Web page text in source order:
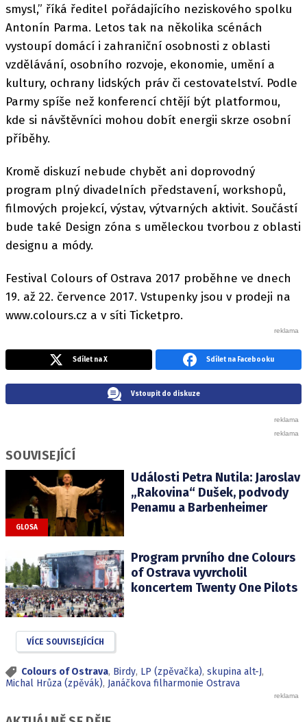
smysl,” říká ředitel pořádajícího neziskového spolku
Antonín Parma. Letos tak na několika scénách
vystoupí domácí i zahraniční osobnosti z oblasti
vzdělávání, osobního rozvoje, ekonomie, umění a
kultury, ochrany lidských práv či cestovatelství. Podle
Parmy spíše než konferencí chtějí být platformou,
kde si návštěvníci mohou dobít energii skrze osobní
příběhy.
Kromě diskuzí nebude chybět ani doprovodný
program plný divadelních představení, workshopů,
filmových projekcí, výstav, výtvarných aktivit. Součástí
bude také Design zóna s uměleckou tvorbou z oblasti
designu a módy.
Festival Colours of Ostrava 2017 proběhne ve dnech
19. až 22. července 2017. Vstupenky jsou v prodeji na
www.colours.cz a v síti Ticketpro.
Sdílet na X Sdílet na Facebooku
Vstoupit do diskuze
SOUVISEJÍCÍ
GLOSA
Události Petra Nutila: Jaroslav
„Rakovina“ Dušek, podvody
Penamu a Barbenheimer
Program prvního dne Colours
of Ostrava vyvrcholil
koncertem Twenty One Pilots
VÍCE SOUVISEJÍCÍCH
Colours of Ostrava, Birdy, LP (zpěvačka), skupina alt-J,
Michal Hrůza (zpěvák), Janáčkova filharmonie Ostrava